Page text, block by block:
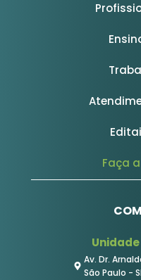
Faça
Av. Dr.
São Paulo -